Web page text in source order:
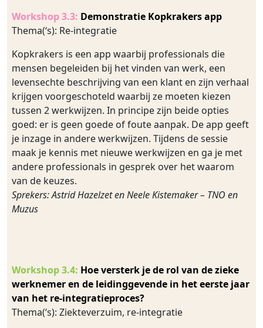
Workshop 3.3: Demonstratie Kopkrakers app
Thema(‘s): Re-integratie
Kopkrakers is een app waarbij professionals die
mensen begeleiden bij het vinden van werk, een
levensechte beschrijving van een klant en zijn verhaal
krijgen voorgeschoteld waarbij ze moeten kiezen
tussen 2 werkwijzen. In principe zijn beide opties
goed: er is geen goede of foute aanpak. De app geeft
je inzage in andere werkwijzen. Tijdens de sessie
maak je kennis met nieuwe werkwijzen en ga je met
andere professionals in gesprek over het waarom
van de keuzes.
Sprekers: Astrid Hazelzet en Neele Kistemaker – TNO en
Muzus
Workshop 3.4: Hoe versterk je de rol van de zieke
werknemer en de leidinggevende in het eerste jaar
van het re-integratieproces?
Thema(‘s): Ziekteverzuim, re-integratie